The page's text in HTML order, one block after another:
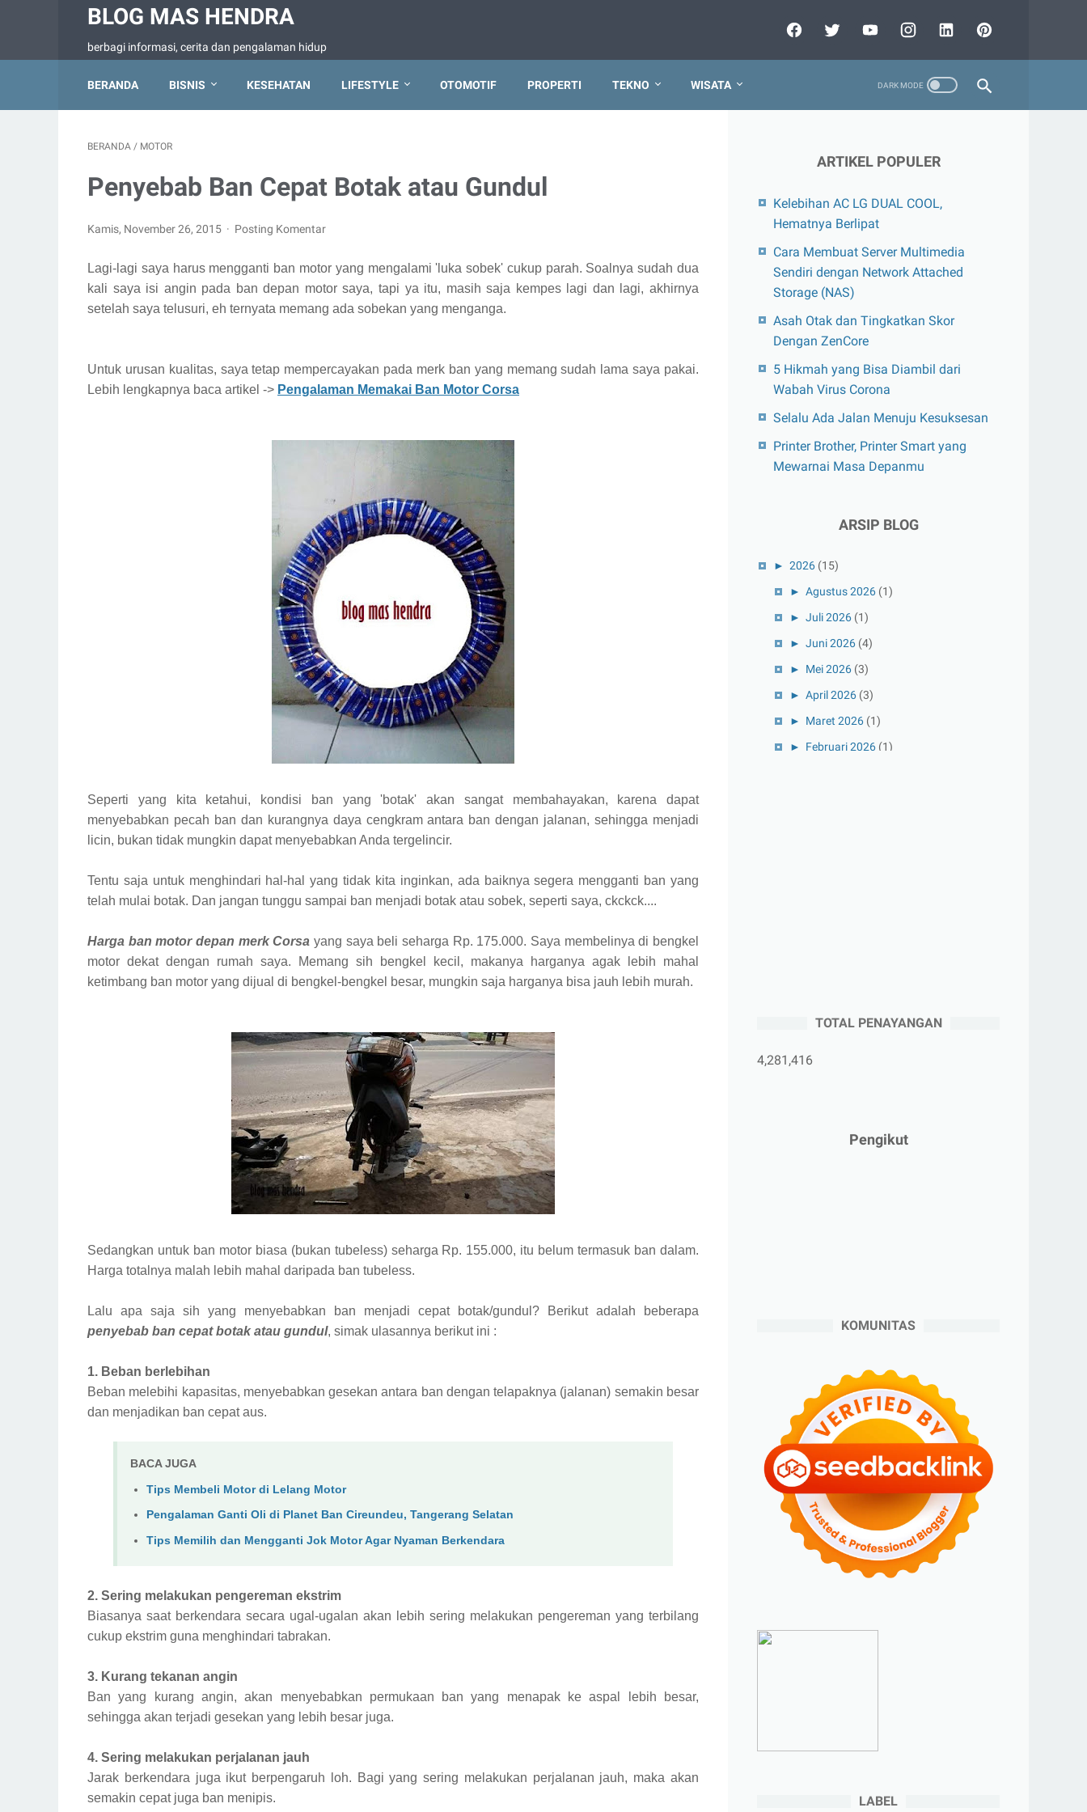
BLOG MAS HENDRA
berbagi informasi, cerita dan pengalaman hidup
BERANDA BISNIS KESEHATAN LIFESTYLE OTOMOTIF PROPERTI TEKNO WISATA
BERANDA / MOTOR
Penyebab Ban Cepat Botak atau Gundul
Kamis, November 26, 2015 Posting Komentar
Lagi-lagi saya harus mengganti ban motor yang mengalami 'luka sobek' cukup parah. Soalnya sudah dua
kali saya isi angin pada ban depan motor saya, tapi ya itu, masih saja kempes lagi dan lagi, akhirnya
setelah saya telusuri, eh ternyata memang ada sobekan yang menganga.
Untuk urusan kualitas, saya tetap mempercayakan pada merk ban yang memang sudah lama saya pakai.
Lebih lengkapnya baca artikel -> Pengalaman Memakai Ban Motor Corsa
Seperti yang kita ketahui, kondisi ban yang 'botak' akan sangat membahayakan, karena dapat
menyebabkan pecah ban dan kurangnya daya cengkram antara ban dengan jalanan, sehingga menjadi
licin, bukan tidak mungkin dapat menyebabkan Anda tergelincir.
Tentu saja untuk menghindari hal-hal yang tidak kita inginkan, ada baiknya segera mengganti ban yang
telah mulai botak. Dan jangan tunggu sampai ban menjadi botak atau sobek, seperti saya, ckckck....
Harga ban motor depan merk Corsa yang saya beli seharga Rp. 175.000. Saya membelinya di bengkel
motor dekat dengan rumah saya. Memang sih bengkel kecil, makanya harganya agak lebih mahal
ketimbang ban motor yang dijual di bengkel-bengkel besar, mungkin saja harganya bisa jauh lebih murah.
Sedangkan untuk ban motor biasa (bukan tubeless) seharga Rp. 155.000, itu belum termasuk ban dalam.
Harga totalnya malah lebih mahal daripada ban tubeless.
Lalu apa saja sih yang menyebabkan ban menjadi cepat botak/gundul? Berikut adalah beberapa
penyebab ban cepat botak atau gundul, simak ulasannya berikut ini :
1. Beban berlebihan
Beban melebihi kapasitas, menyebabkan gesekan antara ban dengan telapaknya (jalanan) semakin besar
dan menjadikan ban cepat aus.
BACA JUGA
Tips Membeli Motor di Lelang Motor
Pengalaman Ganti Oli di Planet Ban Cireundeu, Tangerang Selatan
Tips Memilih dan Mengganti Jok Motor Agar Nyaman Berkendara
2. Sering melakukan pengereman ekstrim
Biasanya saat berkendara secara ugal-ugalan akan lebih sering melakukan pengereman yang terbilang
cukup ekstrim guna menghindari tabrakan.
3. Kurang tekanan angin
Ban yang kurang angin, akan menyebabkan permukaan ban yang menapak ke aspal lebih besar,
sehingga akan terjadi gesekan yang lebih besar juga.
4. Sering melakukan perjalanan jauh
Jarak berkendara juga ikut berpengaruh loh. Bagi yang sering melakukan perjalanan jauh, maka akan
semakin cepat juga ban menipis.
ARTIKEL POPULER
Kelebihan AC LG DUAL COOL,
Hematnya Berlipat
Cara Membuat Server Multimedia
Sendiri dengan Network Attached
Storage (NAS)
Asah Otak dan Tingkatkan Skor
Dengan ZenCore
5 Hikmah yang Bisa Diambil dari
Wabah Virus Corona
Selalu Ada Jalan Menuju Kesuksesan
Printer Brother, Printer Smart yang
Mewarnai Masa Depanmu
ARSIP BLOG
► 2026 (15)
► Agustus 2026 (1)
► Juli 2026 (1)
► Juni 2026 (4)
► Mei 2026 (3)
► April 2026 (3)
► Maret 2026 (1)
► Februari 2026 (1)
April 2025 (5)
► Maret 2025
(2)
Maret 2024(2)
►
Februari 2024(6)
►Januari 2024(2)
►2023(70)
►Desember 2023(5)
►November 2023
(6)
►Oktober 2023(6)
September 2023(4)
TOTAL PENAYANGAN
4,281,416
Pengikut
KOMUNITAS
LABEL